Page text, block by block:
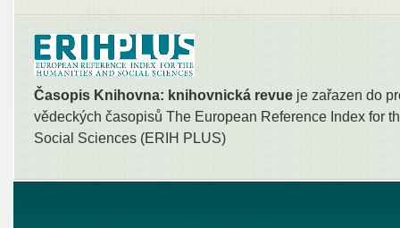
Časopis Knihovna: knihovnická revue je zařazen do
vědeckých časopisů The European Reference Index for
Social Sciences (ERIH PLUS)